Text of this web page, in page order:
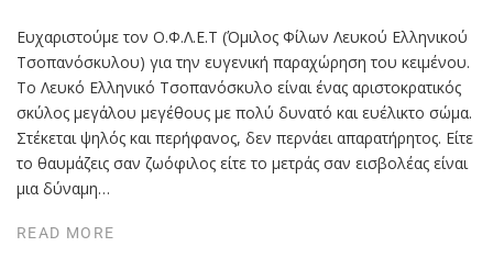
Ευχαριστούμε τον Ο.Φ.Λ.Ε.Τ (Όμιλος Φίλων Λευκού Ελληνικού
Τσοπανόσκυλου) για την ευγενική παραχώρηση του κειμένου.
Το Λευκό Ελληνικό Τσοπανόσκυλο είναι ένας αριστοκρατικός
σκύλος μεγάλου μεγέθους με πολύ δυνατό και ευέλικτο σώμα.
Στέκεται ψηλός και περήφανος, δεν περνάει απαρατήρητος. Είτε
το θαυμάζεις σαν ζωόφιλος είτε το μετράς σαν εισβολέας είναι
μια δύναμη…
READ MORE